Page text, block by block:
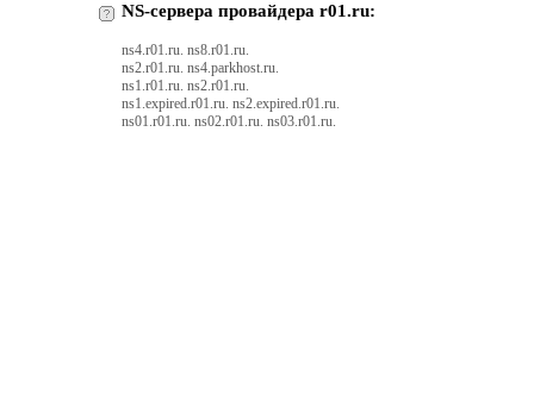
NS-сервера провайдера r01.ru:
ns4.r01.ru. ns8.r01.ru.
ns2.r01.ru. ns4.parkhost.ru.
ns1.r01.ru. ns2.r01.ru.
ns1.expired.r01.ru. ns2.expired.r01.ru.
ns01.r01.ru. ns02.r01.ru. ns03.r01.ru.